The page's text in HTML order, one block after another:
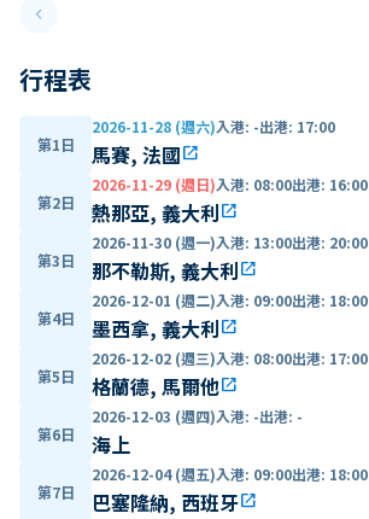
keyboard_arrow_leftPrevious slide
行程表
第1日
2026-11-28 (週六)入港: -出港: 17:00
馬賽, 法國open_in_new
第2日
2026-11-29 (週日)入港: 08:00出港: 16:00
熱那亞, 義大利open_in_new
第3日
2026-11-30 (週一)入港: 13:00出港: 20:00
那不勒斯, 義大利open_in_new
第4日
2026-12-01 (週二)入港: 09:00出港: 18:00
墨西拿, 義大利open_in_new
第5日
2026-12-02 (週三)入港: 08:00出港: 17:00
格蘭德, 馬爾他open_in_new
第6日
2026-12-03 (週四)入港: -出港: -
海上
第7日
2026-12-04 (週五)入港: 09:00出港: 18:00
巴塞隆納, 西班牙open_in_new